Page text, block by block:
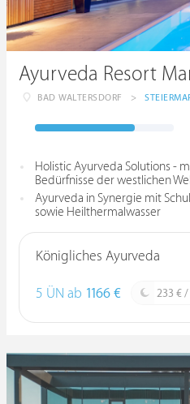
Ayurveda Resort
BAD WALTERSDORF >
Holistic Ayurveda Solutions -
Bedürfnisse der westlichen
Ayurveda in Synergie mit
sowie Heilthermalwasser
Königliches Ayurveda
5 ÜN ab 1166 € 233 € /